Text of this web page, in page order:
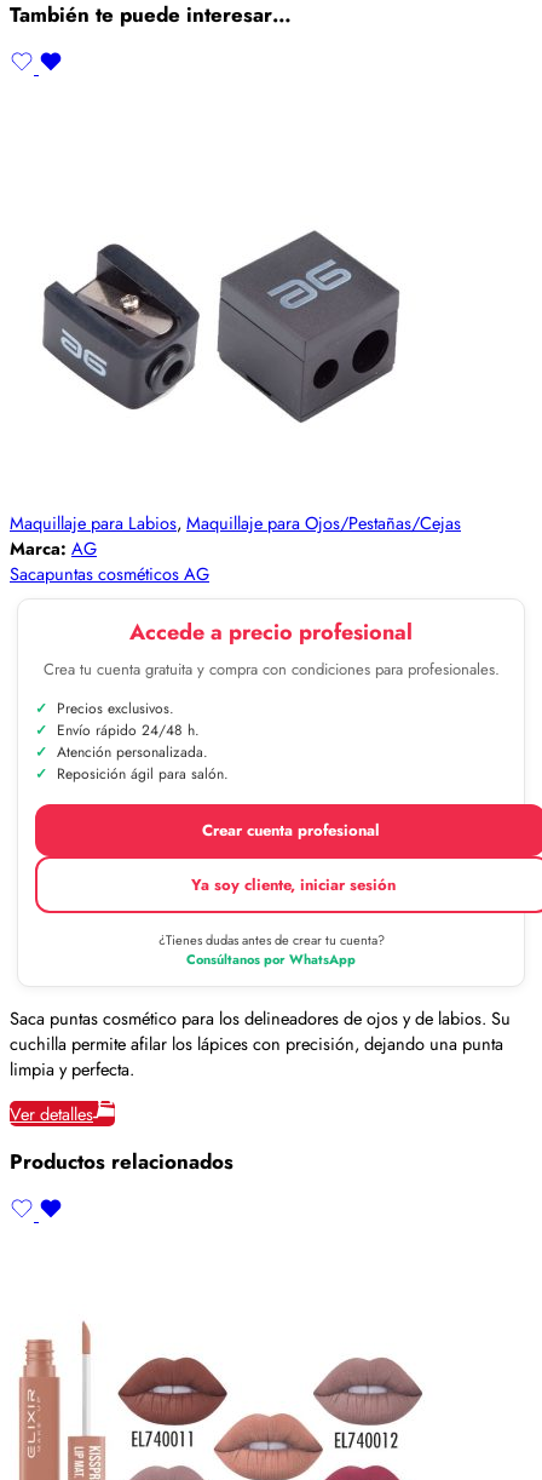
También te puede interesar…
Maquillaje para Labios, Maquillaje para Ojos/Pestañas/Cejas
Marca: AG
Sacapuntas cosméticos AG
Accede a precio profesional
Crea tu cuenta gratuita y compra con condiciones para profesionales.
Precios exclusivos.
Envío rápido 24/48 h.
Atención personalizada.
Reposición ágil para salón.
Crear cuenta profesional
Ya soy cliente, iniciar sesión
¿Tienes dudas antes de crear tu cuenta?
Consúltanos por WhatsApp
Saca puntas cosmético para los delineadores de ojos y de labios. Su
cuchilla permite afilar los lápices con precisión, dejando una punta
limpia y perfecta.
Ver detalles
Productos relacionados